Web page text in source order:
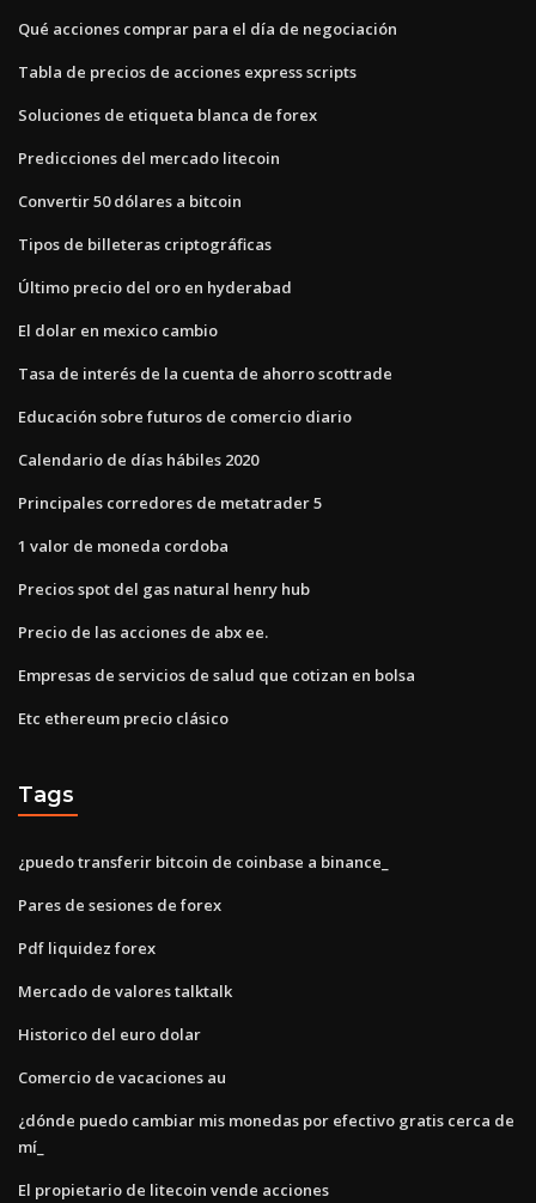
Qué acciones comprar para el día de negociación
Tabla de precios de acciones express scripts
Soluciones de etiqueta blanca de forex
Predicciones del mercado litecoin
Convertir 50 dólares a bitcoin
Tipos de billeteras criptográficas
Último precio del oro en hyderabad
El dolar en mexico cambio
Tasa de interés de la cuenta de ahorro scottrade
Educación sobre futuros de comercio diario
Calendario de días hábiles 2020
Principales corredores de metatrader 5
1 valor de moneda cordoba
Precios spot del gas natural henry hub
Precio de las acciones de abx ee.
Empresas de servicios de salud que cotizan en bolsa
Etc ethereum precio clásico
Tags
¿puedo transferir bitcoin de coinbase a binance_
Pares de sesiones de forex
Pdf liquidez forex
Mercado de valores talktalk
Historico del euro dolar
Comercio de vacaciones au
¿dónde puedo cambiar mis monedas por efectivo gratis cerca de
mí_
El propietario de litecoin vende acciones